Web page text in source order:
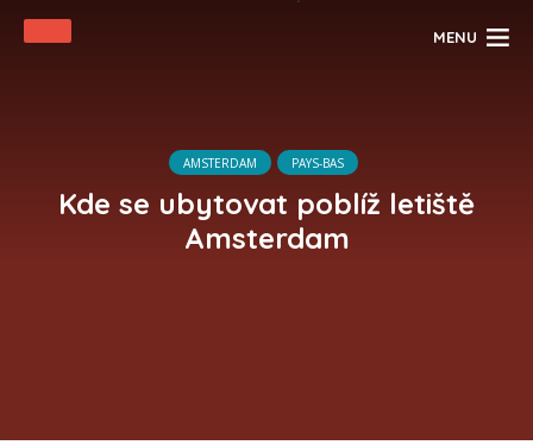
MENU
AMSTERDAM PAYS-BAS
Kde se ubytovat poblíž letiště
Amsterdam